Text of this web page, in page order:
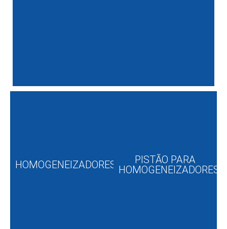
HOMOGENEIZADORES
PISTÃO PARA
HOMOGENEIZADORES